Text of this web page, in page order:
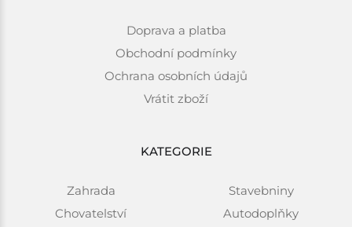
Doprava a platba
Obchodní podmínky
Ochrana osobních údajů
Vrátit zboží
KATEGORIE
Zahrada
Chovatelství
Stavebniny
Autodoplňky